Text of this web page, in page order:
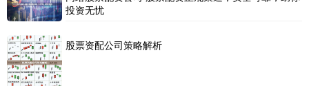
投资无忧
股票资配公司策略解析